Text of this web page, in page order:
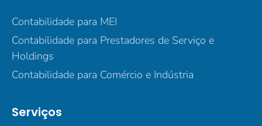
Contabilidade para MEI
Contabilidade para Prestadores de Serviço e
Holdings
Contabilidade para Comércio e Indústria
Serviços